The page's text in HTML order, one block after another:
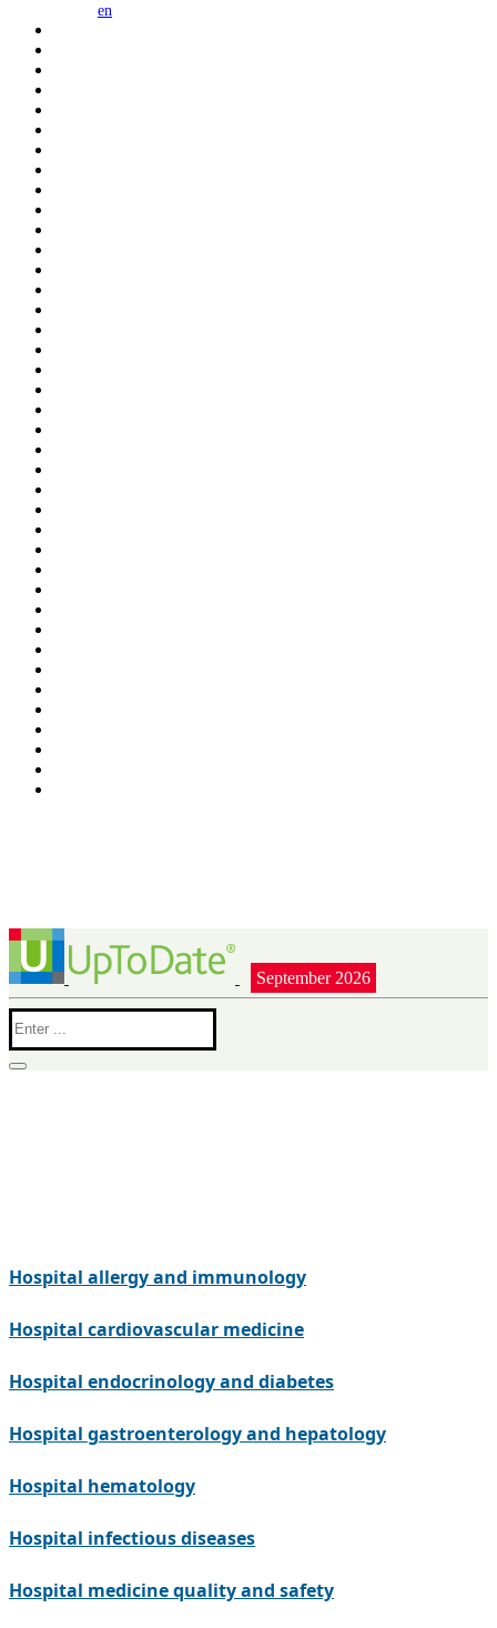
en
September 2026
Hospital allergy and immunology
Hospital cardiovascular medicine
Hospital endocrinology and diabetes
Hospital gastroenterology and hepatology
Hospital hematology
Hospital infectious diseases
Hospital medicine quality and safety